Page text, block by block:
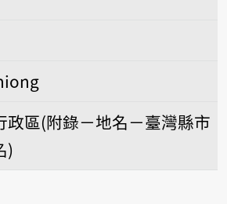
政區(附錄－地名－臺灣縣市
)